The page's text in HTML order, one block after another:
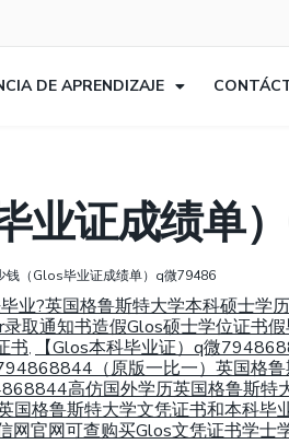
DE APRENDIZAJE
业证成绩单
钱（Glos毕业证成绩单）q微79486
业?英国格鲁斯特大学本科硕士学
取通知书造假Glos硕士学位证书
书,
【Glos本科毕业证）q微
（原版一比一）英国格
高仿国外学历英国格鲁斯特
格鲁斯特大学文凭证书和本科
官网可查购买Glos文凭证书学士